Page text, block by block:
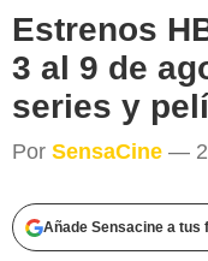
Estrenos
3 al 9 de
series y
Por SensaCine — 2
Añade Sensacine a tus